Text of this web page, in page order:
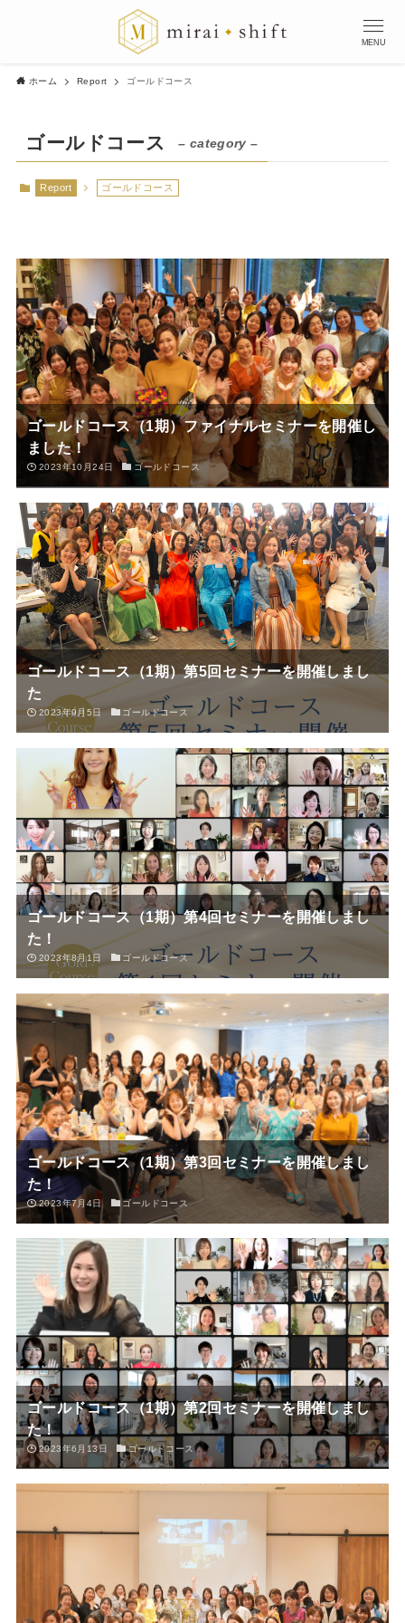
MENU
ホーム Report ゴールドコース
ゴールドコース – category –
Report ゴールドコース
ゴールドコース（1期）ファイナルセミナーを開催し
ました！
2023年10月24日 ゴールドコース
ゴールドコース（1期）第5回セミナーを開催しまし
た
2023年9月5日 ゴールドコース
ゴールドコース（1期）第4回セミナーを開催しまし
た！
2023年8月1日 ゴールドコース
ゴールドコース（1期）第3回セミナーを開催しまし
た！
2023年7月4日 ゴールドコース
ゴールドコース（1期）第2回セミナーを開催しまし
た！
2023年6月13日 ゴールドコース